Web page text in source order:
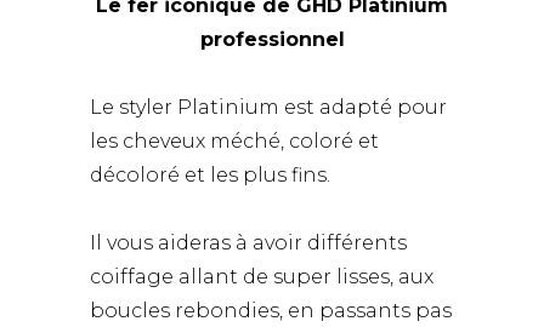
Le fer iconique de GHD Platinium
professionnel
Le styler Platinium est adapté pour
les cheveux méché, coloré et
décoloré et les plus fins.
Il vous aideras à avoir différents
coiffage allant de super lisses, aux
boucles rebondies, en passants pas